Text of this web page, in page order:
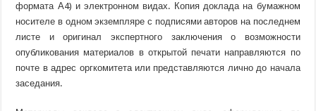
формата А4) и электронном видах. Копия доклада на бумажном
носителе в одном экземпляре с подписями авторов на последнем
листе и оригинал экспертного заключения о возможности
опубликования материалов в открытой печати направляются по
почте в адрес оргкомитета или представляются лично до начала
заседания.